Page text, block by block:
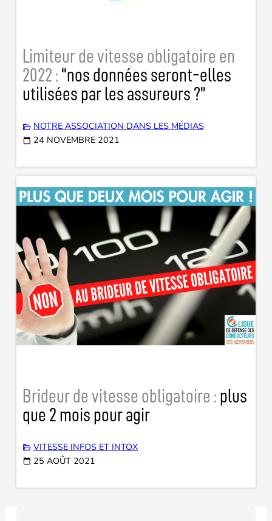
Limiteur de vitesse obligatoire en
2022 : “nos données seront-elles
utilisées par les assureurs ?”
NOTRE ASSOCIATION DANS LES MÉDIAS
24 NOVEMBRE 2021
Brideur de vitesse obligatoire : plus
que 2 mois pour agir
VITESSE INFOS ET INTOX
25 AOÛT 2021